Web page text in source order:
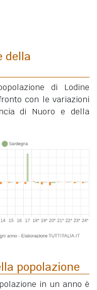
della
di Lodine
con le variazioni
di Nuoro e della
popolazione
in un anno è